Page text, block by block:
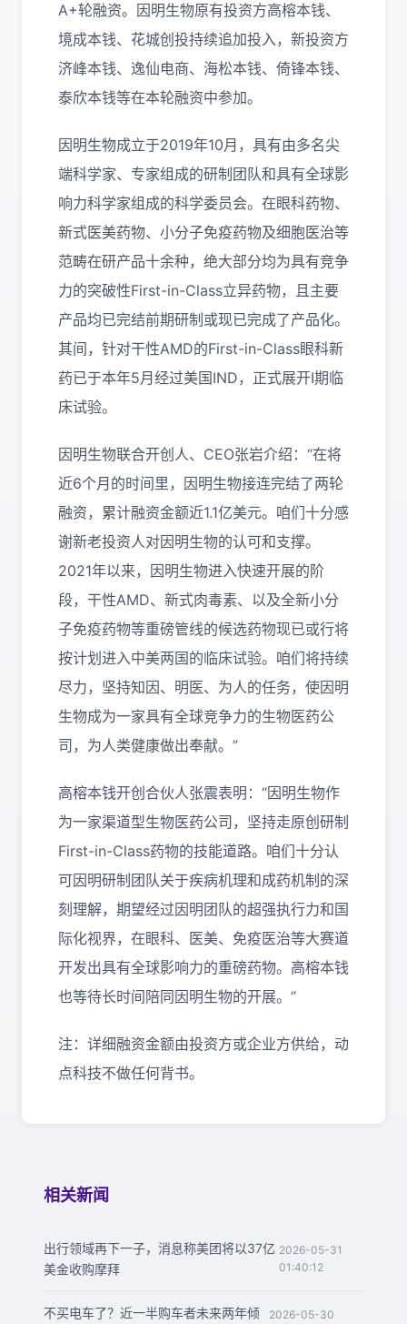
A+轮融资。因明生物原有投资方高榕本钱、
境成本钱、花城创投持续追加投入，新投资方
济峰本钱、逸仙电商、海松本钱、倚锋本钱、
泰欣本钱等在本轮融资中参加。
因明生物成立于2019年10月，具有由多名尖
端科学家、专家组成的研制团队和具有全球影
响力科学家组成的科学委员会。在眼科药物、
新式医美药物、小分子免疫药物及细胞医治等
范畴在研产品十余种，绝大部分均为具有竞争
力的突破性First-in-Class立异药物，且主要
产品均已完结前期研制或现已完成了产品化。
其间，针对干性AMD的First-in-Class眼科新
药已于本年5月经过美国IND，正式展开I期临
床试验。
因明生物联合开创人、CEO张岩介绍：“在将
近6个月的时间里，因明生物接连完结了两轮
融资，累计融资金额近1.1亿美元。咱们十分感
谢新老投资人对因明生物的认可和支撑。
2021年以来，因明生物进入快速开展的阶
段，干性AMD、新式肉毒素、以及全新小分
子免疫药物等重磅管线的候选药物现已或行将
按计划进入中美两国的临床试验。咱们将持续
尽力，坚持知因、明医、为人的任务，使因明
生物成为一家具有全球竞争力的生物医药公
司，为人类健康做出奉献。”
高榕本钱开创合伙人张震表明：“因明生物作
为一家渠道型生物医药公司，坚持走原创研制
First-in-Class药物的技能道路。咱们十分认
可因明研制团队关于疾病机理和成药机制的深
刻理解，期望经过因明团队的超强执行力和国
际化视界，在眼科、医美、免疫医治等大赛道
开发出具有全球影响力的重磅药物。高榕本钱
也等待长时间陪同因明生物的开展。”
注：详细融资金额由投资方或企业方供给，动
点科技不做任何背书。
相关新闻
出行领域再下一子，消息称美团将以37亿
美金收购摩拜
2026-05-31
01:40:12
不买电车了？近一半购车者未来两年倾
2026-05-30